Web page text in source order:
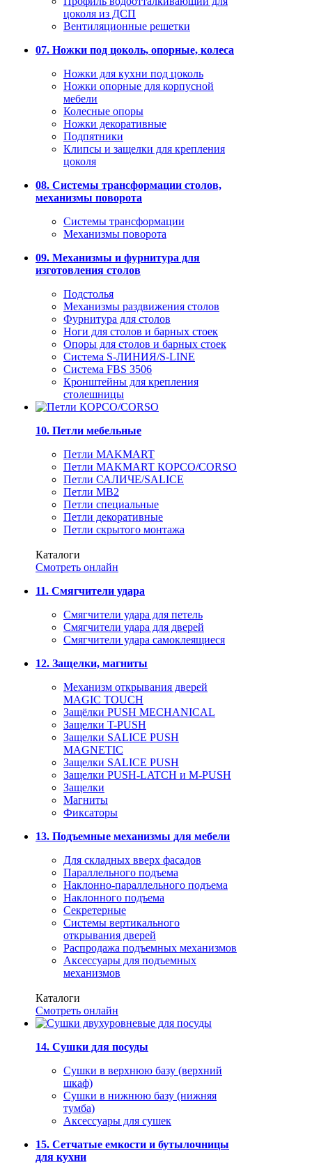
цоколя из ДСП
Вентиляционные решетки
07. Ножки под цоколь, опорные, колеса
Ножки для кухни под цоколь
Ножки опорные для корпусной
мебели
Колесные опоры
Ножки декоративные
Подпятники
Клипсы и защелки для крепления
цоколя
08. Системы трансформации столов,
механизмы поворота
Системы трансформации
Механизмы поворота
09. Механизмы и фурнитура для
изготовления столов
Подстолья
Механизмы раздвижения столов
Фурнитура для столов
Ноги для столов и барных стоек
Опоры для столов и барных стоек
Система S-ЛИНИЯ/S-LINE
Система FBS 3506
Кронштейны для крепления
столешницы
10. Петли мебельные
Петли MAKMART
Петли MAKMART КОРСО/CORSO
Петли САЛИЧЕ/SALICE
Петли MB2
Петли специальные
Петли декоративные
Петли скрытого монтажа
Каталоги
Смотреть онлайн
11. Смягчители удара
Смягчители удара для петель
Смягчители удара для дверей
Cмягчители удара самоклеящиеся
12. Защелки, магниты
Механизм открывания дверей
MAGIC TOUCH
Защёлки PUSH MECHANICAL
Защелки T-PUSH
Защелки SALICE PUSH
MAGNETIC
Защелки SALICE PUSH
Защелки PUSH-LATCH и M-PUSH
Защелки
Магниты
Фиксаторы
13. Подъемные механизмы для мебели
Для складных вверх фасадов
Параллельного подъема
Наклонно-параллельного подъема
Наклонного подъема
Секретерные
Системы вертикального
открывания дверей
Распродажа подъемных механизмов
Аксессуары для подъемных
механизмов
Каталоги
Смотреть онлайн
14. Сушки для посуды
Сушки в верхнюю базу (верхний
шкаф)
Сушки в нижнюю базу (нижняя
тумба)
Аксессуары для сушек
15. Сетчатые емкости и бутылочницы
для кухни